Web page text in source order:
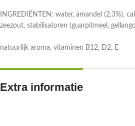
INGREDIËNTEN: water, amandel (2,3%),
zeezout, stabilisatoren (guarpitmeel,
natuurlijk aroma, vitaminen B12, D2, E
Extra informatie